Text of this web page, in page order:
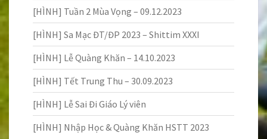
[HÌNH] Tuần 2 Mùa Vọng – 09.12.2023
[HÌNH] Sa Mạc ĐT/ĐP 2023 – Shittim XXXI
[HÌNH] Lễ Quàng Khăn – 14.10.2023
[HÌNH] Tết Trung Thu – 30.09.2023
[HÌNH] Lễ Sai Đi Giáo Lý viên
[HÌNH] Nhập Học & Quàng Khăn HSTT 2023